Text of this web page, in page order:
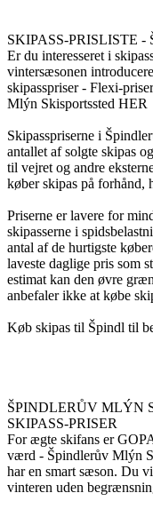
SKIPASS-PRISLISTE
Er du interesseret i
vintersæsonen
skipasspriser - Flexi-
Mlýn Skisportssted HER
Skipasspriserne i
antallet af solgte skipas
til vejret og andre
køber skipas på forhånd,
Priserne er lavere for
skipasserne i
antal af de hurtigste
laveste daglige pris som
estimat kan den øvre
anbefaler ikke at købe
Køb skipas til Špindl til
ŠPINDLERŮV MLÝN
SKIPASS-PRISER
For ægte skifans er
værd - Špindlerův Mlýn
har en smart sæson. Du
vinteren uden